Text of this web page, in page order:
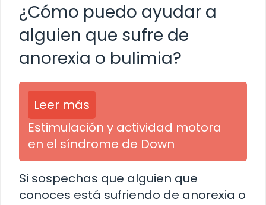
¿Cómo puedo ayudar a
alguien que sufre de
anorexia o bulimia?
Leer más
Estimulación y actividad motora
en el síndrome de Down
Si sospechas que alguien que
conoces está sufriendo de anorexia o